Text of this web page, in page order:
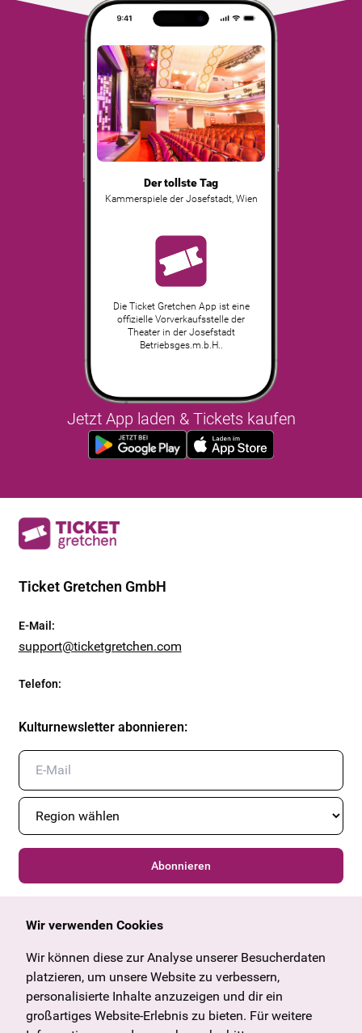
Der tollste Tag
Kammerspiele der Josefstadt, Wien
Die Ticket Gretchen App ist eine
offizielle Vorverkaufsstelle der
Theater in der Josefstadt
Betriebsges.m.b.H..
Jetzt App laden & Tickets kaufen
Ticket Gretchen GmbH
E-Mail :
support@ticketgretchen.com
Telefon:
Kulturnewsletter abonnieren:
Abonnieren
Allgemein
Angebote & News
U27
Geschenkgutschein
Häufige Fragen
Wien
Tirol
Vorarlberg
Burgenland
Wir verwenden Cookies
Wir können diese zur Analyse unserer Besucherdaten
platzieren, um unsere Website zu verbessern,
personalisierte Inhalte anzuzeigen und dir ein
großartiges Website-Erlebnis zu bieten. Für weitere